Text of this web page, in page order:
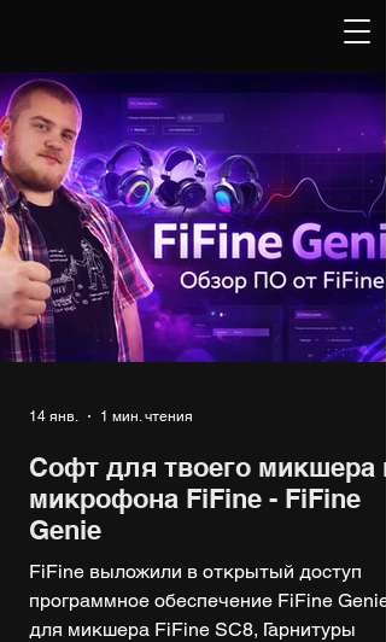
Софт для твоего микшера и
микрофона FiFine - FiFine
Genie
FiFine выложили в открытый доступ
программное обеспечение FiFine Genie
для микшера FiFine SC8, Гарнитуры
14 янв. 1 мин. чтения